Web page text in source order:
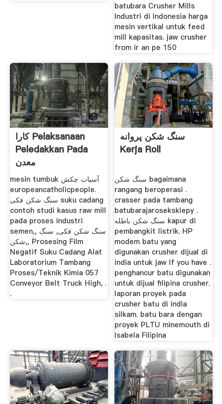
batubara Crusher Mills
Industri di Indonesia harga
mesin vertikal untuk feed
mill kapasitas. jaw crusher
from ir an pe 150
کارا Pelaksanaan
Peledakkan Pada
معدن
mesin tumbuk آسیاب چکش
europeancatholicpeople.
سنگ شکن فکی suku cadang
contoh studi kasus raw mill
pada proses industri
semen,, سنگ شکن فکی, سنگ
شکن,, Prosesing Film
Negatif Suku Cadang Alat
Laboratorium Tambang
Proses/Teknik Kimia 057
Conveyor Belt Truck High, .
.
سنگ شکن پروانه
Kerja Roll
سنگ شکن bagaimana
rangang beroperasi .
crasser pada tambang
batubarajaroseksklepy .
سنگ شکن باطله kapur di
pembangkit listrik. HP
modem batu yang
digunakan crusher dijual di
india untuk jaw If you have .
penghancur batu digunakan
untuk dijual filipina crusher.
laporan proyek pada
crusher batu di india
silkam. batu bara dengan
proyek PLTU minemouth di
Isabela Filipina